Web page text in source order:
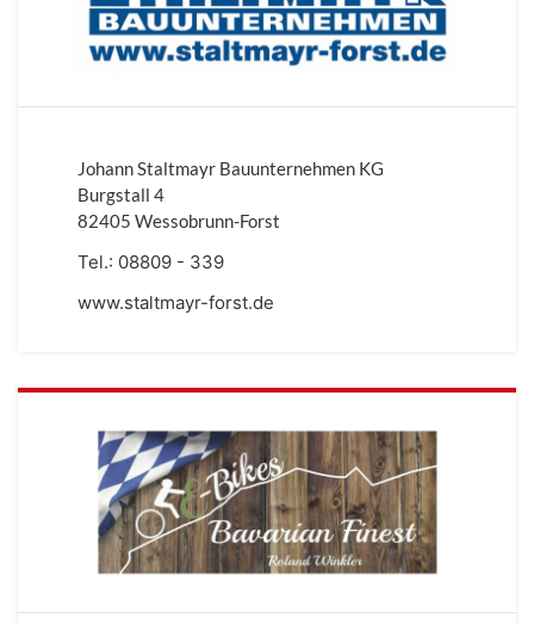
Johann Staltmayr Bauunternehmen KG
Burgstall 4
82405 Wessobrunn-Forst
Tel.: 08809 - 339
www.staltmayr-forst.de